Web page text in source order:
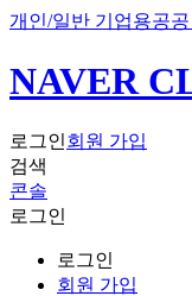
개인/일반 기업용공
NAVER
로그인회원 가입
검색
콘솔
로그인
로그인
회원 가입